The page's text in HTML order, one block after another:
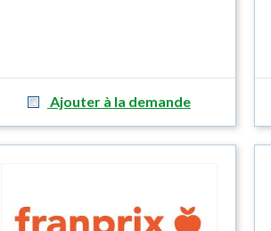
Ajouter à la demande